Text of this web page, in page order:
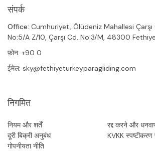
संपर्क
Office: Cumhuriyet, Ölüdeniz Mahallesi
No:5/A Z/10, Çarşı Cd. No:3/M, 48300
फ़ोन: +90 0
ईमेल: sky@fethiyeturkeyparagliding.com
निगमित
नियम और शर्तें
रद्द करने और
दूरी बिक्री अनुबंध
KVKK स्पष्टीकरण
गोपनीयता नीति